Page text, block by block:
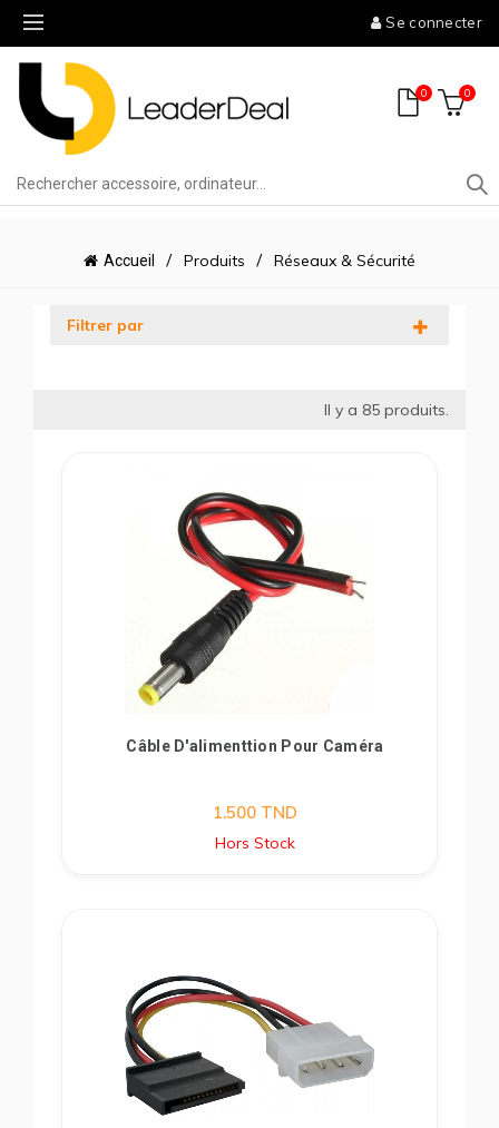
Se connecter
0 0
Accueil Produits Réseaux & Sécurité
Filtrer par
Il y a 85 produits.
Câble D'alimenttion Pour Caméra
1.500 TND
Hors Stock